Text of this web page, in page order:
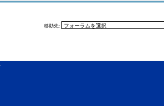
移動先: